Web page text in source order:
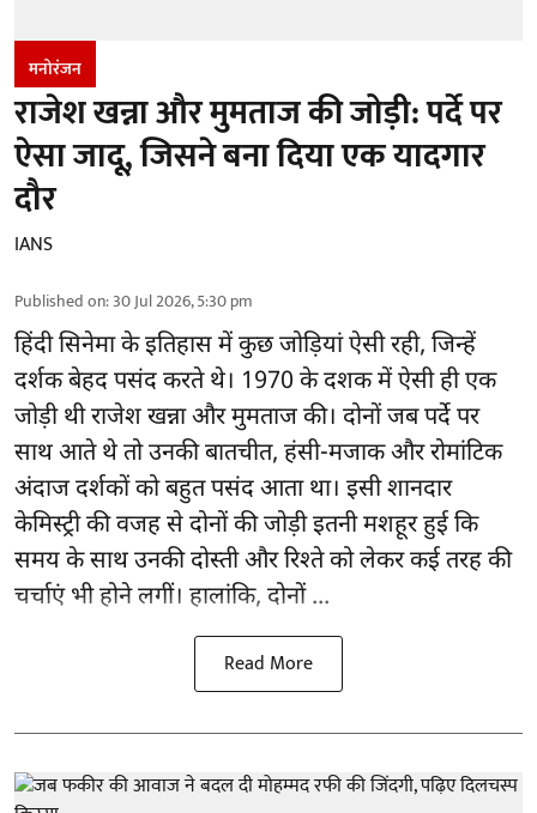
मनोरंजन
राजेश खन्ना और मुमताज की जोड़ी: पर्दे पर
ऐसा जादू, जिसने बना दिया एक यादगार
दौर
IANS
Published on:30 Jul 2026, 5:30 pm
हिंदी सिनेमा के इतिहास में कुछ जोड़ियां ऐसी रही, जिन्हें
दर्शक बेहद पसंद करते थे। 1970 के दशक में ऐसी ही एक
जोड़ी थी राजेश खन्ना और मुमताज की। दोनों जब पर्दे पर
साथ आते थे तो उनकी बातचीत, हंसी-मजाक और रोमांटिक
अंदाज दर्शकों को बहुत पसंद आता था। इसी शानदार
केमिस्ट्री की वजह से दोनों की जोड़ी इतनी मशहूर हुई कि
समय के साथ उनकी दोस्ती और रिश्ते को लेकर कई तरह की
चर्चाएं भी होने लगीं। हालांकि, दोनों ...
Read More